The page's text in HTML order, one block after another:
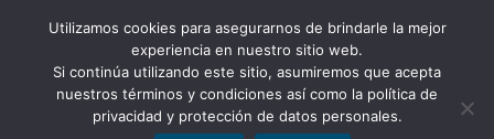
Abrir barra de herramientas
Utilizamos cookies para asegurarnos de brindarle la mejor
experiencia en nuestro sitio web.
Si continúa utilizando este sitio, asumiremos que acepta
nuestros términos y condiciones así como la política de
privacidad y protección de datos personales.